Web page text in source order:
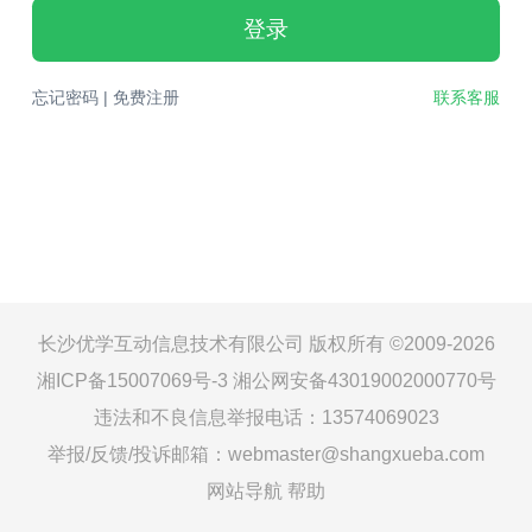
登录
忘记密码| 免费注册 联系客服
长沙优学互动信息技术有限公司 版权所有 ©2009-2026
湘ICP备15007069号-3 湘公网安备43019002000770号
违法和不良信息举报电话：13574069023
举报/反馈/投诉邮箱：webmaster@shangxueba.com
网站导航 帮助